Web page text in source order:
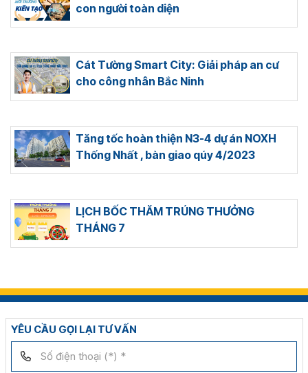
con người toàn diện
Cát Tường Smart City: Giải pháp an cư
cho công nhân Bắc Ninh
Tăng tốc hoàn thiện N3-4 dự án NOXH
Thống Nhất , bàn giao qúy 4/2023
LỊCH BỐC THĂM TRÚNG THƯỞNG
THÁNG 7
YÊU CẦU GỌI LẠI TƯ VẤN